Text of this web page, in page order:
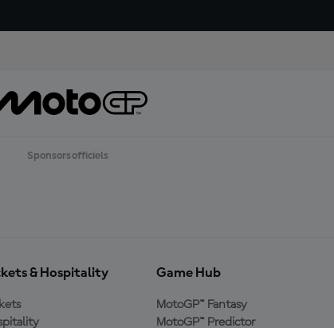
Sponsors officiels
& Hospitality Game Hub
MotoGP™ Fantasy
MotoGP™ Predictor